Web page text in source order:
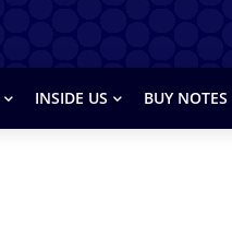
INSIDE US BUY NOTES